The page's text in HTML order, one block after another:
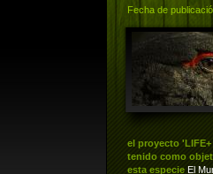
Fecha de
el proyecto
tenido como
esta especie El